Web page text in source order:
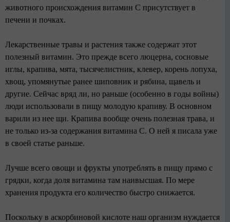
животного происхождения витамин С присутствует в
печени и почках.
Лекарственные травы и растения также содержат этот
полезный витамин. Это прежде всего люцерна, сосновые
иглы, крапива, мята, тысячелистник, клевер, корень лопуха,
хвощ, упомянутые ранее шиповник и рябина, щавель и
другие. Сейчас вряд ли, но раньше (особенно в годы войны)
люди использовали в пищу молодую крапиву. В основном
варили из нее щи. Крапива вообще очень полезная трава, и
не только из-за содержания витамина С. О ней я писала уже
в своей статье раньше.
Лучше всего овощи и фрукты употреблять в пищу прямо с
грядки, когда доля витамина там наивысшая. По мере
хранения продукта его количество быстро снижается.
Поскольку в аскорбиновой кислоте наш организм нуждается